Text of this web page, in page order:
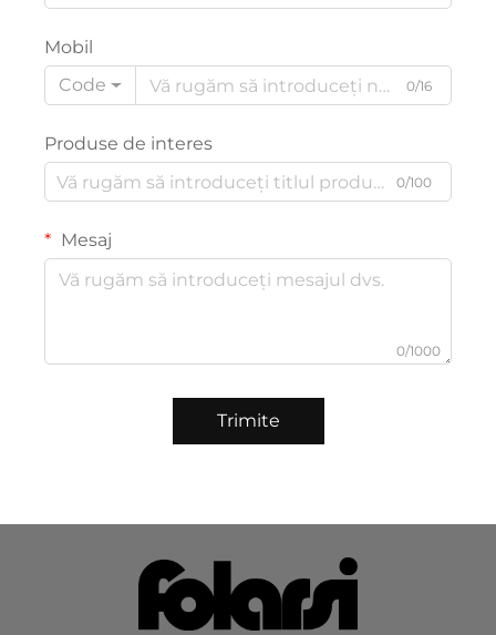
Mobil
Code
0/16
Produse de interes
0/100
Mesaj
0/1000
Trimite